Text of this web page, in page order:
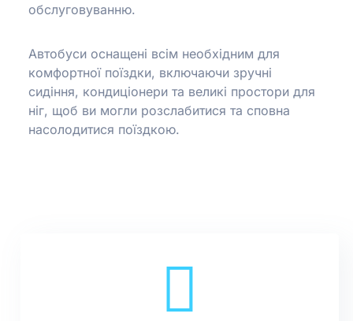
обслуговуванню.
Автобуси оснащені всім необхідним для
комфортної поїздки, включаючи зручні
сидіння, кондиціонери та великі простори для
ніг, щоб ви могли розслабитися та сповна
насолодитися поїздкою.